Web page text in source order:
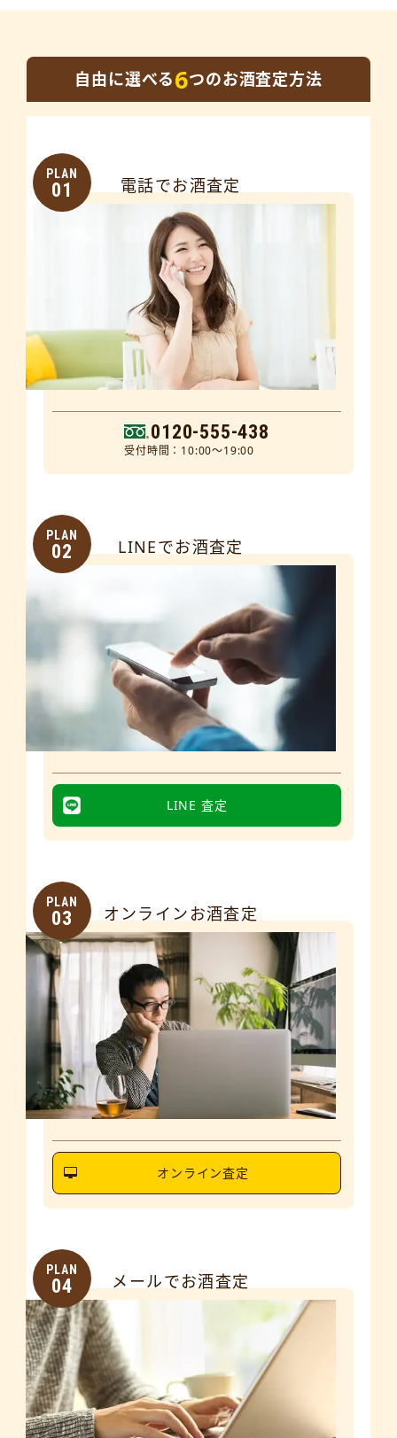
自由に選べる6つのお酒査定方法
PLAN
01 電話でお酒査定
0120-555-438
受付時間：10:00～19:00
PLAN
02 LINEでお酒査定
LINE 査定
PLAN
03 オンラインお酒査定
オンライン査定
PLAN
04 メールでお酒査定